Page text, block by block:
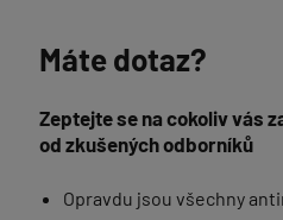
Máte dotaz?
Zeptejte se na cokoliv vás
od zkušených odborníků
Opravdu jsou všechny